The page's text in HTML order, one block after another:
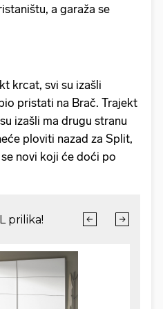
a garaža se
krcat, svi su izašli
pristati na Brač. Trajekt
izašli ma drugu stranu
ploviti nazad za Split,
novi koji će doći po